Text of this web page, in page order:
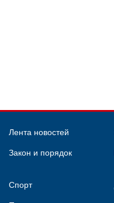
Лента новостей
Закон и порядок
Спорт